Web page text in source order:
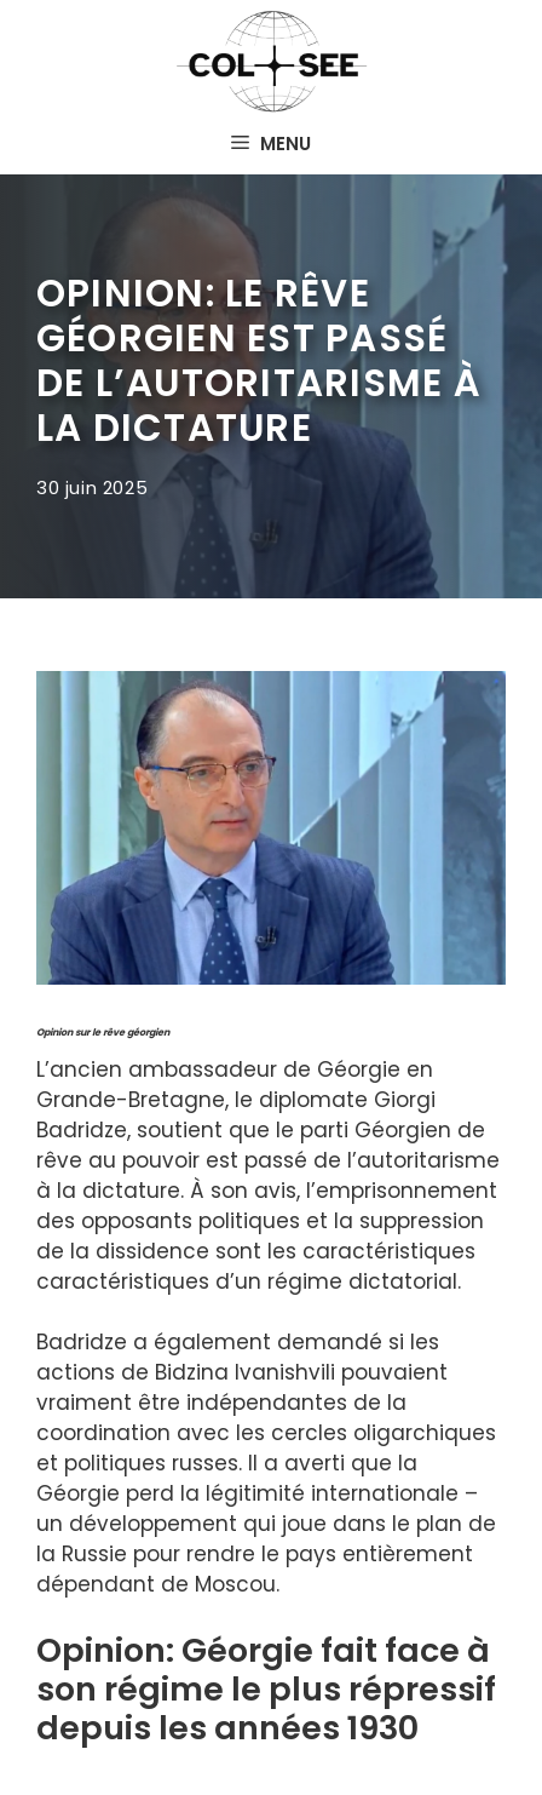
MENU
OPINION: LE RÊVE
GÉORGIEN EST PASSÉ
DE L’AUTORITARISME À
LA DICTATURE
30 juin 2025
Opinion sur le rêve géorgien
L’ancien ambassadeur de Géorgie en
Grande-Bretagne, le diplomate Giorgi
Badridze, soutient que le parti Géorgien de
rêve au pouvoir est passé de l’autoritarisme
à la dictature. À son avis, l’emprisonnement
des opposants politiques et la suppression
de la dissidence sont les caractéristiques
caractéristiques d’un régime dictatorial.
Badridze a également demandé si les
actions de Bidzina Ivanishvili pouvaient
vraiment être indépendantes de la
coordination avec les cercles oligarchiques
et politiques russes. Il a averti que la
Géorgie perd la légitimité internationale –
un développement qui joue dans le plan de
la Russie pour rendre le pays entièrement
dépendant de Moscou.
Opinion: Géorgie fait face à
son régime le plus répressif
depuis les années 1930